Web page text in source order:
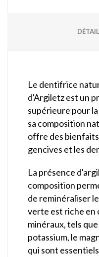
Le dentifrice
d'Argiletz est un
supérieure pour
sa composition
offre des
gencives et les
La présence
composition
de reminéraliser
verte est riche en
minéraux, tels
potassium, le
qui sont